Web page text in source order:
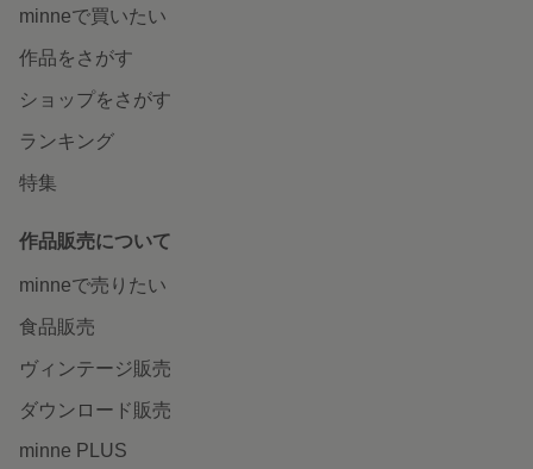
minneで買いたい
作品をさがす
ショップをさがす
ランキング
特集
作品販売について
minneで売りたい
食品販売
ヴィンテージ販売
ダウンロード販売
minne PLUS